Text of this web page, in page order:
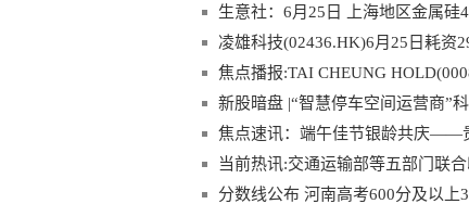
生意社：6月25日 上海地区金属硅
凌雄科技(02436.HK)6月25日耗资
焦点播报:TAI CHEUNG
新股暗盘 |“智慧停车空间运营商”
焦点速讯：端午佳节银龄共庆——
活动
当前热讯:交通运输部等五部门联
动方案》
分数线公布 河南高考600分及以上